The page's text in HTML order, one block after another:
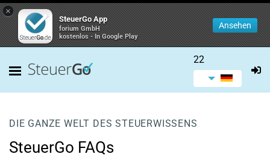
×
SteuerGo App
forium GmbH
kostenlos - In Google Play
Ansehen
22
DIE GANZE WELT DES STEUERWISSENS
SteuerGo FAQs